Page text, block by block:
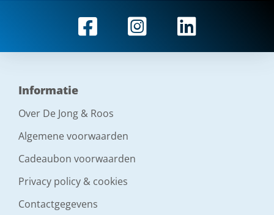
Informatie
Over De Jong & Roos
Algemene voorwaarden
Cadeaubon voorwaarden
Privacy policy & cookies
Contactgegevens